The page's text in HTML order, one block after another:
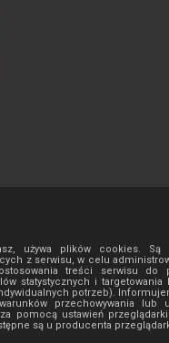
używa plików cookies.
z serwisu, w celu
treści serwisu do
statystycznych i targetowania
potrzeb).
przechowywania lub
pomocą ustawień
są u producenta